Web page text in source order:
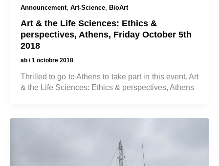
Announcement, Art-Science, BioArt
Art & the Life Sciences: Ethics &
perspectives, Athens, Friday October 5th
2018
ab /1 octobre 2018
Thrilled to go to Athens to take part in this event. Art
& the Life Sciences: Ethics & perspectives, Athens